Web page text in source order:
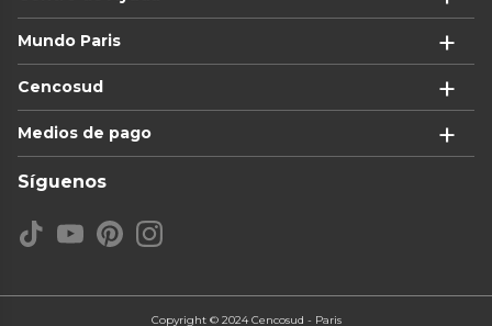
Mundo Paris
Cencosud
Medios de pago
Síguenos
Copyright © 2024 Cencosud - Paris